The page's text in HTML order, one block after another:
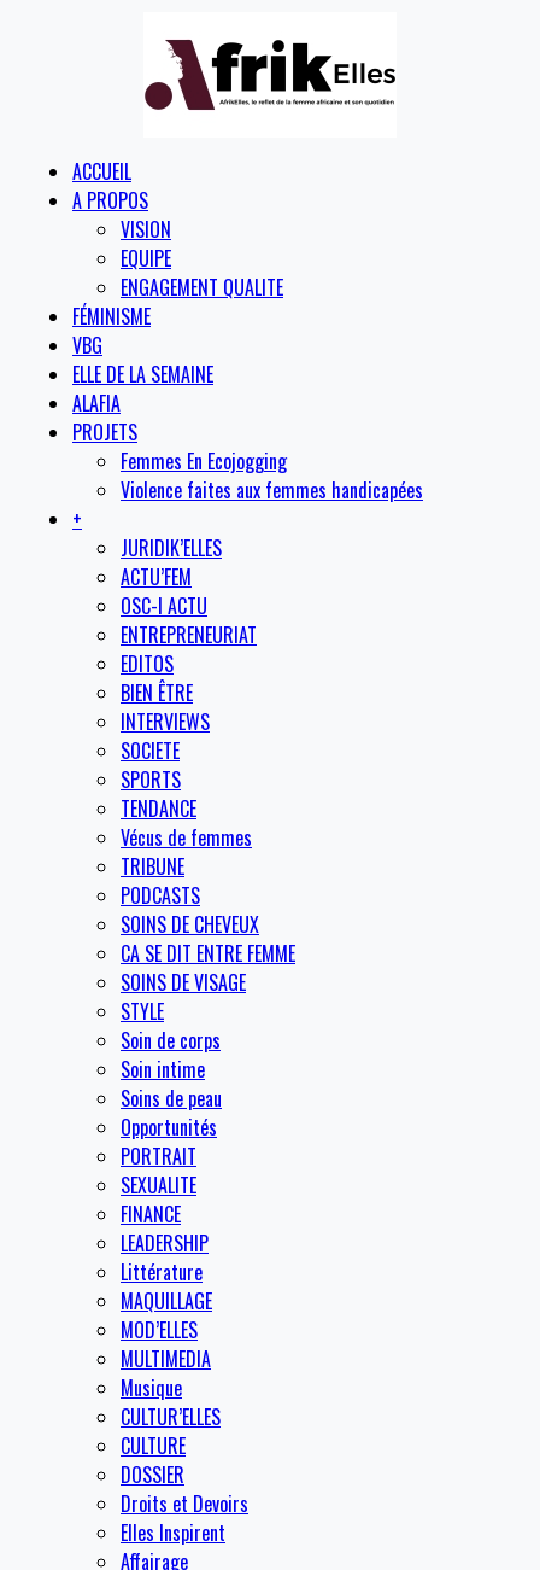
ACCUEIL
A PROPOS
VISION
EQUIPE
ENGAGEMENT QUALITE
FÉMINISME
VBG
ELLE DE LA SEMAINE
ALAFIA
PROJETS
Femmes En Ecojogging
Violence faites aux femmes handicapées
+
JURIDIK’ELLES
ACTU’FEM
OSC-I ACTU
ENTREPRENEURIAT
EDITOS
BIEN ÊTRE
INTERVIEWS
SOCIETE
SPORTS
TENDANCE
Vécus de femmes
TRIBUNE
PODCASTS
SOINS DE CHEVEUX
CA SE DIT ENTRE FEMME
SOINS DE VISAGE
STYLE
Soin de corps
Soin intime
Soins de peau
Opportunités
PORTRAIT
SEXUALITE
FINANCE
LEADERSHIP
Littérature
MAQUILLAGE
MOD’ELLES
MULTIMEDIA
Musique
CULTUR’ELLES
CULTURE
DOSSIER
Droits et Devoirs
Elles Inspirent
Affairage